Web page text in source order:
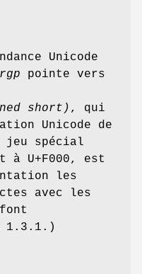
Unicode
pointe vers
short) , qui
Unicode de
jeu spécial
à U+F000, est
les
avec les
1.3.1.)